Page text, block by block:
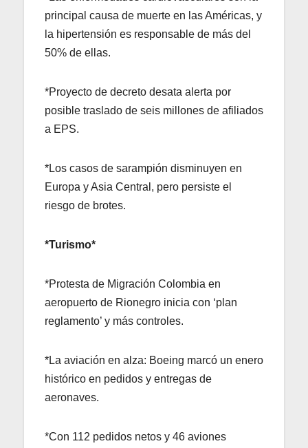
principal causa de muerte en las Américas, y
la hipertensión es responsable de más del
50% de ellas.
*Proyecto de decreto desata alerta por
posible traslado de seis millones de afiliados
a EPS.
*Los casos de sarampión disminuyen en
Europa y Asia Central, pero persiste el
riesgo de brotes.
*Turismo*
*Protesta de Migración Colombia en
aeropuerto de Rionegro inicia con ‘plan
reglamento’ y más controles.
*La aviación en alza: Boeing marcó un enero
histórico en pedidos y entregas de
aeronaves.
*Con 112 pedidos netos y 46 aviones